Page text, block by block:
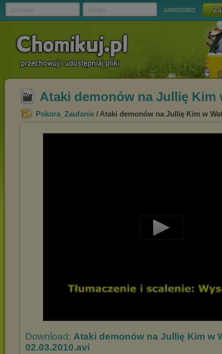
zapomniałem
Ataki demonów na Jullię Kim
Pokora_Zaufanie / Ataki demonów na Jullię Kim w
Download: Ataki demonów na Jullię Kim w
02.03.2010.avi